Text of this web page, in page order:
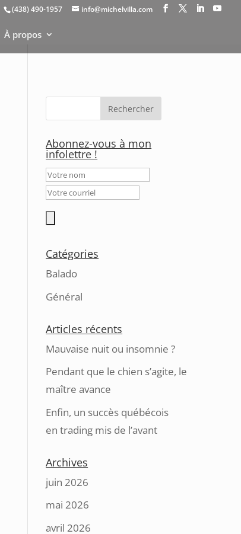
(438) 490-1957 info@michelvilla.com
À propos
Abonnez-vous à mon
infolettre !
Catégories
Balado
Général
Articles récents
Mauvaise nuit ou insomnie ?
Pendant que le chien s’agite, le
maître avance
Enfin, un succès québécois
en trading mis de l’avant
Archives
juin 2026
mai 2026
avril 2026